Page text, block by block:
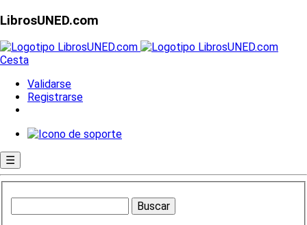
LibrosUNED.com
Cesta
Validarse
Registrarse
☰